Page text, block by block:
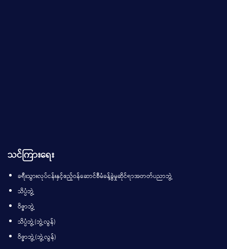
သင်ကြားရေး
ခရီးသွားလုပ်ငန်းနှင့်ဧည့်ဝန်ဆောင်စီမံခန့်ခွဲမှုဆိုင်ရာအတတ်ပညာဘွဲ့
သိပ္ပံဘွဲ့
ဝိဇ္ဇာဘွဲ့
သိပ္ပံဘွဲ့(ဘွဲ့လွန်)
ဝိဇ္ဇာဘွဲ့(ဘွဲ့လွန်)